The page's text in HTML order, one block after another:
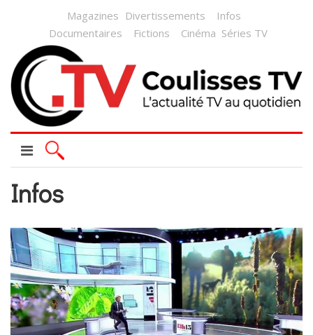
Magazines Divertissements
Infos
Documentaires
Fictions Cinéma Séries TV
Infos